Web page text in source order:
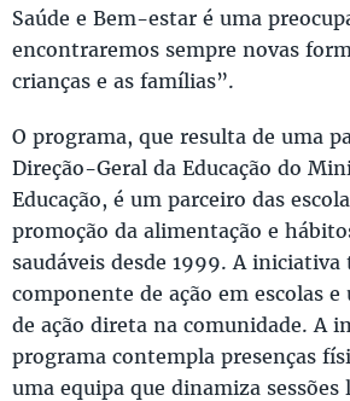
Saúde e Bem-estar é uma
encontraremos sempre novas
crianças e as famílias”.
O programa, que resulta de uma
Direção-Geral da Educação do
Educação, é um parceiro das
promoção da alimentação e
saudáveis desde 1999. A
componente de ação em escolas
de ação direta na comunidade. A
programa contempla presenças
uma equipa que dinamiza sessões